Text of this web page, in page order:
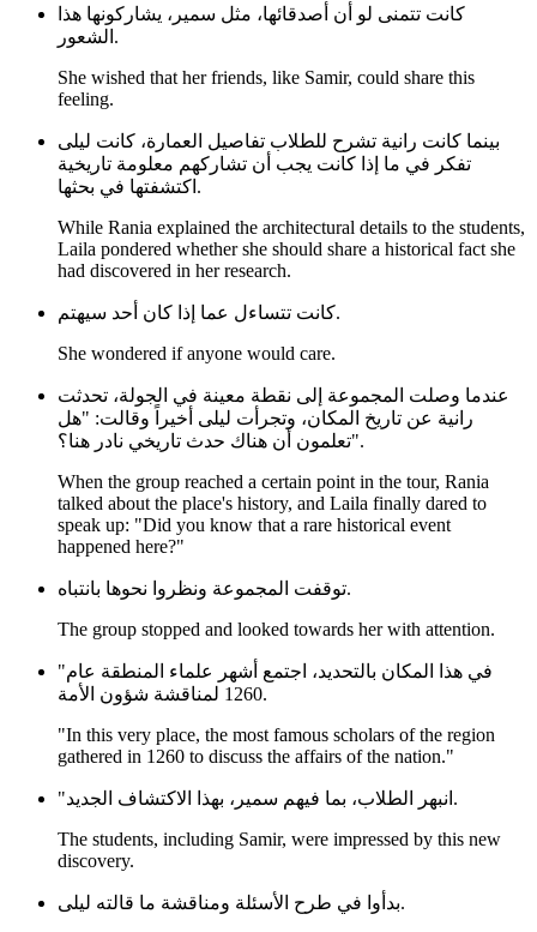
كانت تتمنى لو أن أصدقائها، مثل سمير، يشاركونها هذا
الشعور.
She wished that her friends, like Samir, could share this
feeling.
بينما كانت رانية تشرح للطلاب تفاصيل العمارة، كانت ليلى
تفكر في ما إذا كانت يجب أن تشاركهم معلومة تاريخية
اكتشفتها في بحثها.
While Rania explained the architectural details to the students,
Laila pondered whether she should share a historical fact she
had discovered in her research.
كانت تتساءل عما إذا كان أحد سيهتم.
She wondered if anyone would care.
عندما وصلت المجموعة إلى نقطة معينة في الجولة، تحدثت
رانية عن تاريخ المكان، وتجرأت ليلى أخيراً وقالت: "هل
تعلمون أن هناك حدث تاريخي نادر هنا؟".
When the group reached a certain point in the tour, Rania
talked about the place's history, and Laila finally dared to
speak up: "Did you know that a rare historical event
happened here?"
توقفت المجموعة ونظروا نحوها بانتباه.
The group stopped and looked towards her with attention.
"في هذا المكان بالتحديد، اجتمع أشهر علماء المنطقة عام
1260 لمناقشة شؤون الأمة.
"In this very place, the most famous scholars of the region
gathered in 1260 to discuss the affairs of the nation."
"انبهر الطلاب، بما فيهم سمير، بهذا الاكتشاف الجديد.
The students, including Samir, were impressed by this new
discovery.
بدأوا في طرح الأسئلة ومناقشة ما قالته ليلى.